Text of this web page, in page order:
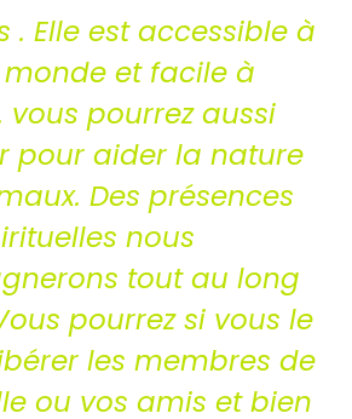
. Elle est accessible à
et facile à
vous pourrez aussi
pour aider la nature
Des présences
nous
tout au long
pourrez si vous le
les membres de
ou vos amis et bien